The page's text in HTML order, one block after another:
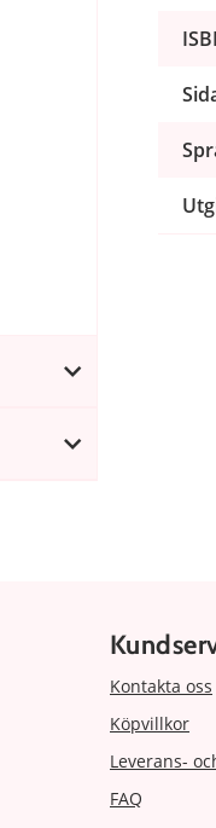
Kontakta oss
Köpvillkor
Leverans-
FAQ